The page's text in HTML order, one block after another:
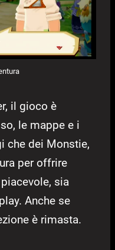
il gioco è
le mappe e i
che dei Monstie,
per offrire
sia
Anche se
è rimasta.